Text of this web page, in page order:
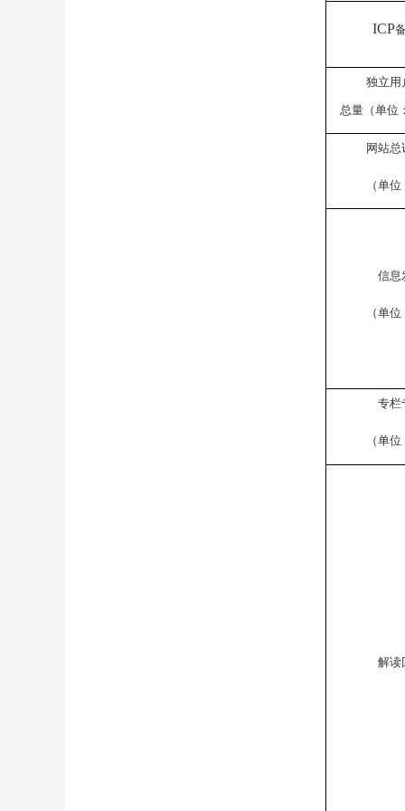
ICP
独立用
总量（单位
网站
（单
信息
（单
专栏
（单
解读